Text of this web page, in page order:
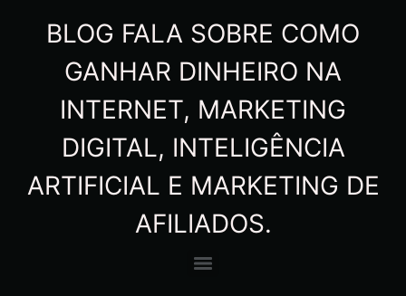
BLOG FALA SOBRE COMO
GANHAR DINHEIRO NA
INTERNET, MARKETING
DIGITAL, INTELIGÊNCIA
ARTIFICIAL E MARKETING DE
AFILIADOS.